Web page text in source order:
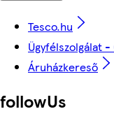
Tesco.hu
Ügyfélszolgálat
Áruházkereső
followUs